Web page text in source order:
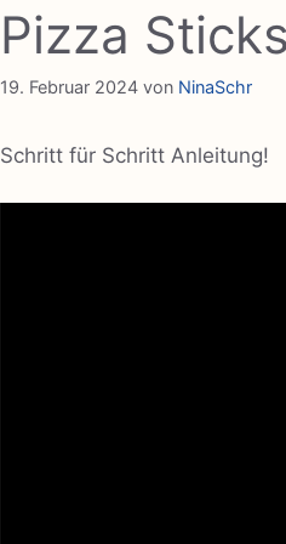
Pizza
19. Februar 2024 von NinaSchr
Schritt für Schritt Anleitung!